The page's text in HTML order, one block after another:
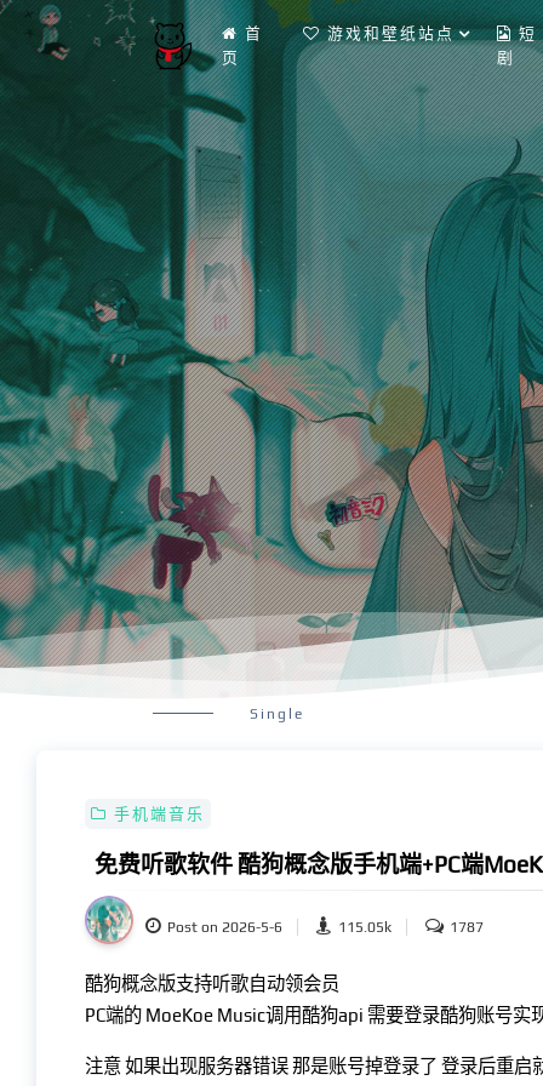
首
页
游戏和壁纸站点
短
剧
Single
手机端音乐
免费听歌软件 酷狗概念版手机端+PC端
Post on 2026-5-6 115.05k 1787
酷狗概念版支持听歌自动领会员
PC端的 MoeKoe Music调用酷狗api 需要登录酷狗账号实
注意 如果出现服务器错误 那是账号掉登录了 登录后重启